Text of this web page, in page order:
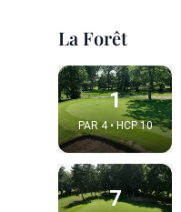
La Forêt
1
PAR 4 • HCP 10
7